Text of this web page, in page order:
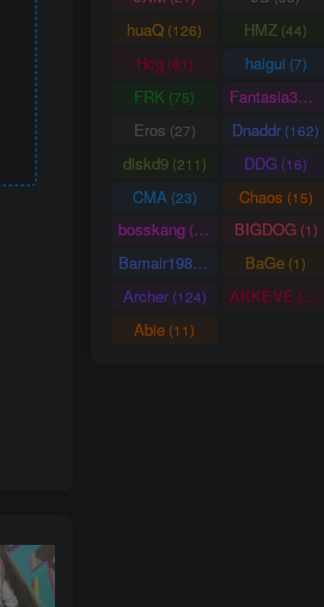
huaQ (126) HMZ (44)
Hcg(81) haigui (7)
FRK (75) Fantasia3DArt
Eros (27) Dnaddr(162)
dlskd9(211) DDG (16)
CMA (23) Chaos (15)
bosskang (85) BIGDOG(1)
Bamair1984(15) BaGe (1)
Archer(124) AKKEVE (114)
Abie (11)